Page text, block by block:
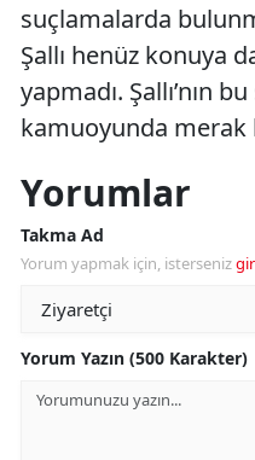
suçlamalarda
Şallı henüz konuya
yapmadı. Şallı’nın
kamuoyunda merak
Yorumlar
Takma Ad
Yorum yapmak için, isterseniz
Yorum Yazın (500 Karakter)